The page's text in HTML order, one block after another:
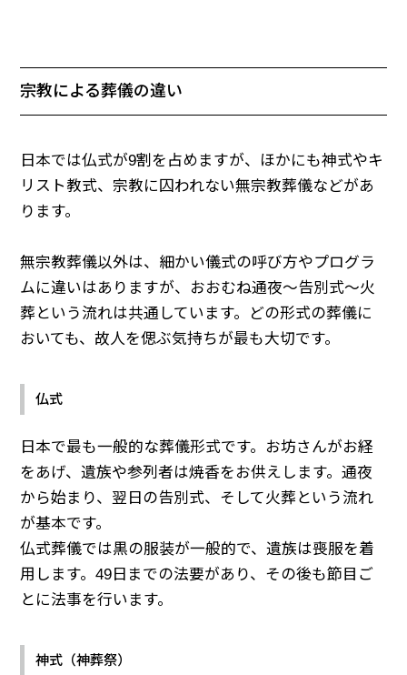
宗教による葬儀の違い
日本では仏式が9割を占めますが、ほかにも神式やキ
リスト教式、宗教に囚われない無宗教葬儀などがあ
ります。
無宗教葬儀以外は、細かい儀式の呼び方やプログラ
ムに違いはありますが、おおむね通夜～告別式～火
葬という流れは共通しています。どの形式の葬儀に
おいても、故人を偲ぶ気持ちが最も大切です。
仏式
日本で最も一般的な葬儀形式です。お坊さんがお経
をあげ、遺族や参列者は焼香をお供えします。通夜
から始まり、翌日の告別式、そして火葬という流れ
が基本です。
仏式葬儀では黒の服装が一般的で、遺族は喪服を着
用します。49日までの法要があり、その後も節目ご
とに法事を行います。
神式（神葬祭）